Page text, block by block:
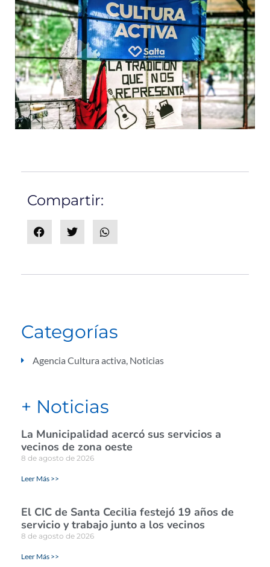
Compartir:
Categorías
Agencia Cultura activa, Noticias
+ Noticias
La Municipalidad acercó sus servicios a
vecinos de zona oeste
8 de agosto de 2026
Leer Más >>
El CIC de Santa Cecilia festejó 19 años de
servicio y trabajo junto a los vecinos
8 de agosto de 2026
Leer Más >>